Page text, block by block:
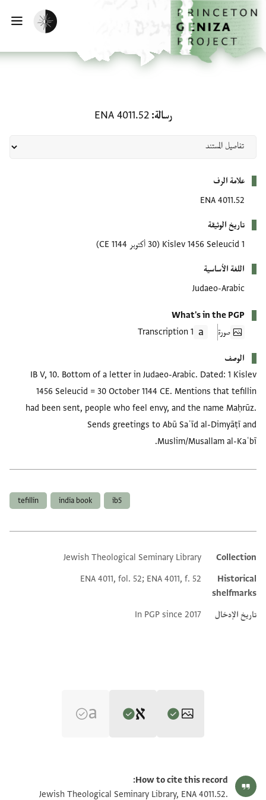
إلى المحتوى الرئيسي
الرئيسية
تفعيل الوضع المظلم
رسالة ENA 4011.52
علامة الرف
ENA 4011.52
تاريخ الوثيقة
1 Kislev 1456 Seleucid
(30 أكتوبر 1144 CE)
اللغة الأساسية
Judaeo-Arabic
What's in the PGP
صورة
1 Transcription
الوصف
IB V, 10. Bottom of a letter in Judaeo-Arabic. Dated: 1 Kislev
1456 Seleucid = 30 October 1144 CE. Mentions that tefillin
had been sent, people who feel envy, and the name Maḥrūz.
Sends greetings to Abū Saʿīd al-Dimyāṭī and
Muslim/Musallam al-Kaʿbī.
ib5
india book
tefillin
Additional metadata
Collection
Jewish Theological Seminary Library
Historical
shelfmarks
ENA 4011, fol. 52; ENA 4011, f. 52
تاريخ الإدخال In PGP since 2017
S. D. Goitein's unpublished edition (1950–85).
פלא יהם מולאי כלאם חאסד פגעלה אללה מחסוד [ולאENA 4011.52 2 تكبير و تدوير
How to cite this record:
Jewish Theological Seminary Library, ENA 4011.52.